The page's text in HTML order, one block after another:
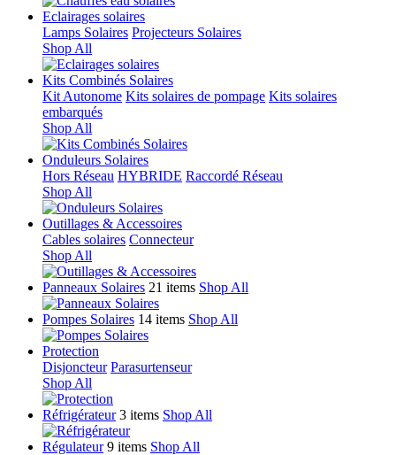
Eclairages solaires
Lamps Solaires Projecteurs Solaires
Shop All
Kits Combinés Solaires
Kit Autonome Kits solaires de pompage Kits solaires
embarqués
Shop All
Onduleurs Solaires
Hors Réseau HYBRIDE Raccordé Réseau
Shop All
Outillages & Accessoires
Cables solaires Connecteur
Shop All
Panneaux Solaires 21 items Shop All
Pompes Solaires 14 items Shop All
Protection
Disjoncteur Parasurtenseur
Shop All
Réfrigérateur 3 items Shop All
Régulateur 9 items Shop All